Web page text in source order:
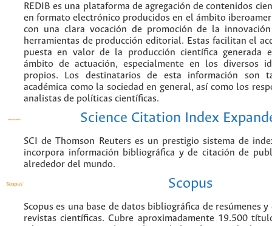
REDIB es una plataforma de agregación de contenidos
en formato electrónico producidos en el ámbito
con una clara vocación de promoción de la
herramientas de producción editorial. Estas facilitan el
puesta en valor de la producción científica generada
ámbito de actuación, especialmente en los diversos
propios. Los destinatarios de esta información son
académica como la sociedad en general, así como los
analistas de políticas científicas.
Science Citation Index
SCI de Thomson Reuters es un prestigio sistema de
incorpora información bibliográfica y de citación de
alrededor del mundo.
Scopus
Scopus es una base de datos bibliográfica de resúmenes
revistas científicas. Cubre aproximadamente 19.500